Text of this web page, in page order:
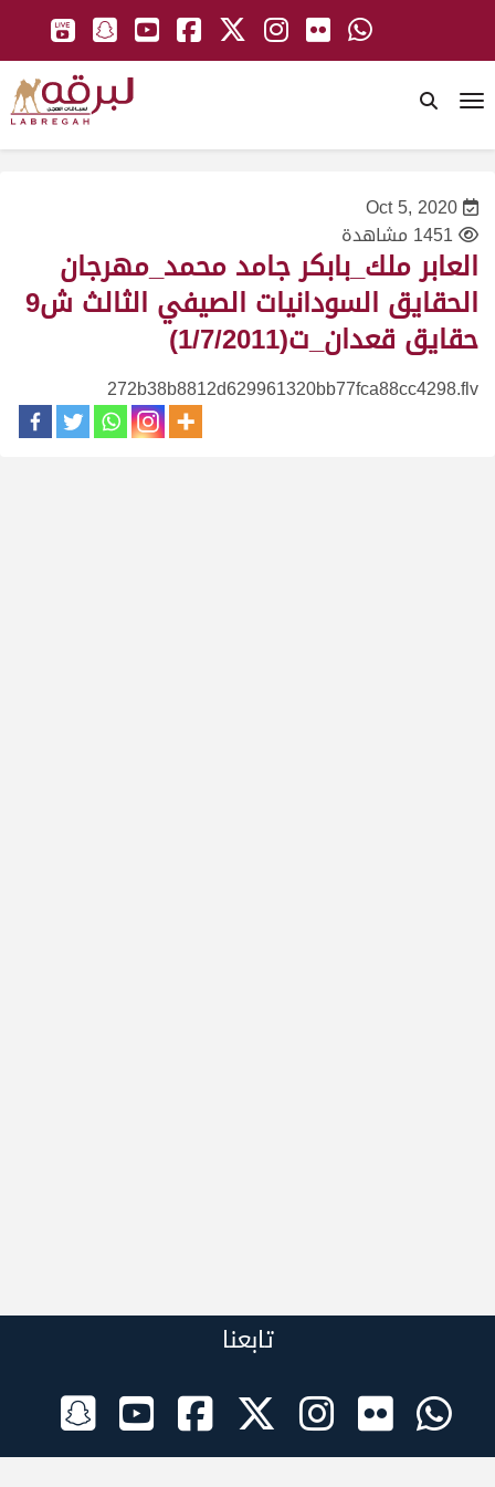
Oct 5, 2020
1451 مشاهدة
العابر ملك_بابكر جامد محمد_مهرجان
الحقايق السودانيات الصيفي الثالث ش9
حقايق قعدان_ت(1/7/2011)
272b38b8812d629961320bb77fca88cc4298.flv
تابعنا